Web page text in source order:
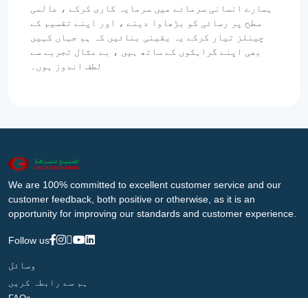
ہمارے انسانی سرمائے میں سرمایہ کاری کرکے ، عالمی
سطح پر رسائی کو بڑھاوا دینے ، اور اپنے تقسیم کے
چینلز تیار کرکے یہ یقینی بنائیں کہ ہم جہاں کہیں
بھی اپنے گراہکوں کے ساتھ ہیں ، بے مثال تجربے سے
لطف اندوز ہوں۔
We are 100% committed to excellent customer service and our
customer feedback, both positive or otherwise, as it is an
opportunity for improving our standards and customer experience.
Follow us
وسائل
ہم سے رابطہ کریں